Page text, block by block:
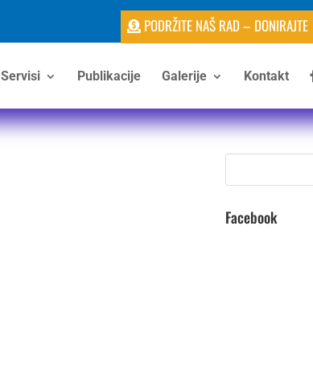
PODRŽITE NAŠ RAD – DONIRAJTE
Servisi Publikacije Galerije Kontakt
Facebook